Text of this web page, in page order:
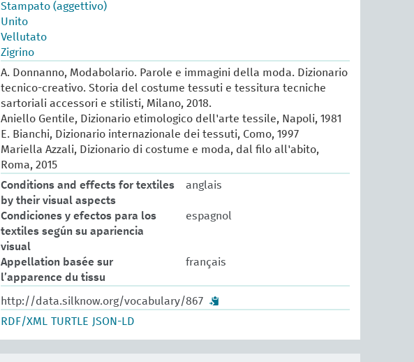
Stampato (aggettivo)
Unito
Vellutato
Zigrino
A. Donnanno, Modabolario. Parole e immagini della moda. Dizionario
tecnico-creativo. Storia del costume tessuti e tessitura tecniche
sartoriali accessori e stilisti, Milano, 2018.
Aniello Gentile, Dizionario etimologico dell'arte tessile, Napoli, 1981
E. Bianchi, Dizionario internazionale dei tessuti, Como, 1997
Mariella Azzali, Dizionario di costume e moda, dal filo all'abito,
Roma, 2015
Conditions and effects for textiles
by their visual aspects
anglais
Condiciones y efectos para los
textiles según su apariencia
visual
espagnol
Appellation basée sur
l’apparence du tissu
français
http://data.silknow.org/vocabulary/867
RDF/XML TURTLE JSON-LD